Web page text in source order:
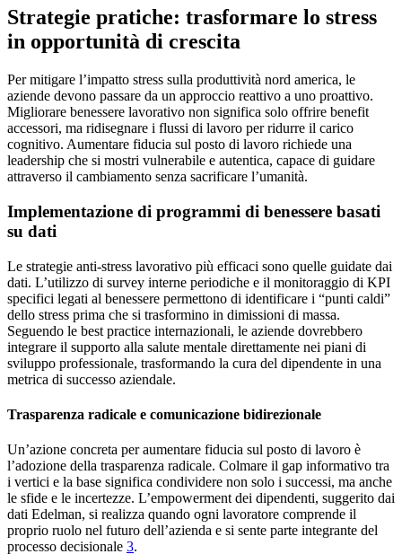
Strategie pratiche: trasformare lo stress
in opportunità di crescita
Per mitigare l’impatto stress sulla produttività nord america, le
aziende devono passare da un approccio reattivo a uno proattivo.
Migliorare benessere lavorativo non significa solo offrire benefit
accessori, ma ridisegnare i flussi di lavoro per ridurre il carico
cognitivo. Aumentare fiducia sul posto di lavoro richiede una
leadership che si mostri vulnerabile e autentica, capace di guidare
attraverso il cambiamento senza sacrificare l’umanità.
Implementazione di programmi di benessere basati
su dati
Le strategie anti-stress lavorativo più efficaci sono quelle guidate dai
dati. L’utilizzo di survey interne periodiche e il monitoraggio di KPI
specifici legati al benessere permettono di identificare i “punti caldi”
dello stress prima che si trasformino in dimissioni di massa.
Seguendo le best practice internazionali, le aziende dovrebbero
integrare il supporto alla salute mentale direttamente nei piani di
sviluppo professionale, trasformando la cura del dipendente in una
metrica di successo aziendale.
Trasparenza radicale e comunicazione bidirezionale
Un’azione concreta per aumentare fiducia sul posto di lavoro è
l’adozione della trasparenza radicale. Colmare il gap informativo tra
i vertici e la base significa condividere non solo i successi, ma anche
le sfide e le incertezze. L’empowerment dei dipendenti, suggerito dai
dati Edelman, si realizza quando ogni lavoratore comprende il
proprio ruolo nel futuro dell’azienda e si sente parte integrante del
processo decisionale 3.